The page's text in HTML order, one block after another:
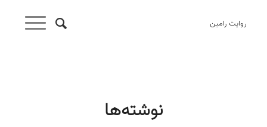
روایت رامین
نوشته‌ها